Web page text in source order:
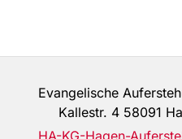
Evangelische
Kallestr. 4 58091
HA-KG-Hagen-